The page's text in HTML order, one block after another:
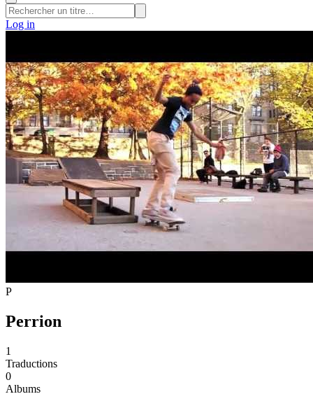
Log in
P
Perrion
1
Traductions
0
Albums